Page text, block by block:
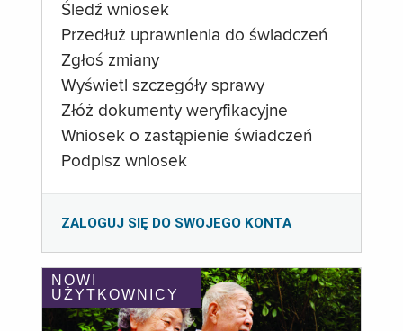
Śledź wniosek
Przedłuż uprawnienia do świadczeń
Zgłoś zmiany
Wyświetl szczegóły sprawy
Złóż dokumenty weryfikacyjne
Wniosek o zastąpienie świadczeń
Podpisz wniosek
ZALOGUJ SIĘ DO SWOJEGO KONTA
NOWI
UŻYTKOWNICY